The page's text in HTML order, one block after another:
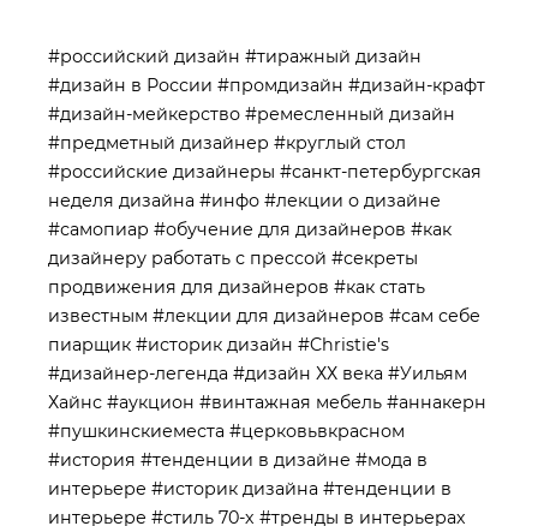
#российский дизайн #тиражный дизайн
#дизайн в России #промдизайн #дизайн-крафт
#дизайн-мейкерство #ремесленный дизайн
#предметный дизайнер #круглый стол
#российские дизайнеры #санкт-петербургская
неделя дизайна #инфо #лекции о дизайне
#самопиар #обучение для дизайнеров #как
дизайнеру работать с прессой #секреты
продвижения для дизайнеров #как стать
известным #лекции для дизайнеров #сам себе
пиарщик #историк дизайн #Christie's
#дизайнер-легенда #дизайн ХХ века #Уильям
Хайнс #аукцион #винтажная мебель #аннакерн
#пушкинскиеместа #церковьвкрасном
#история #тенденции в дизайне #мода в
интерьере #историк дизайна #тенденции в
интерьере #стиль 70-х #тренды в интерьерах